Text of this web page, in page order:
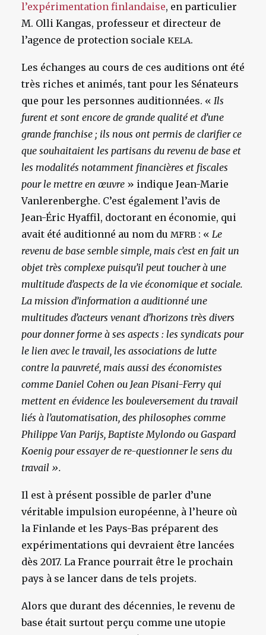
l’expérimentation finlandaise, en particulier
M. Olli Kangas, professeur et directeur de
l’agence de protection sociale KELA.
Les échanges au cours de ces auditions ont été
très riches et animés, tant pour les Sénateurs
que pour les personnes auditionnées. « Ils
furent et sont encore de grande qualité et d’une
grande franchise ; ils nous ont permis de clarifier ce
que souhaitaient les partisans du revenu de base et
les modalités notamment financières et fiscales
pour le mettre en œuvre » indique Jean-Marie
Vanlerenberghe. C’est également l’avis de
Jean-Éric Hyaffil, doctorant en économie, qui
avait été auditionné au nom du MFRB : « Le
revenu de base semble simple, mais c’est en fait un
objet très complexe puisqu’il peut toucher à une
multitude d’aspects de la vie économique et sociale.
La mission d’information a auditionné une
multitudes d’acteurs venant d’horizons très divers
pour donner forme à ses aspects : les syndicats pour
le lien avec le travail, les associations de lutte
contre la pauvreté, mais aussi des économistes
comme Daniel Cohen ou Jean Pisani-Ferry qui
mettent en évidence les bouleversement du travail
liés à l’automatisation, des philosophes comme
Philippe Van Parijs, Baptiste Mylondo ou Gaspard
Koenig pour essayer de re-questionner le sens du
travail ».
Il est à présent possible de parler d’une
véritable impulsion européenne, à l’heure où
la Finlande et les Pays-Bas préparent des
expérimentations qui devraient être lancées
dès 2017. La France pourrait être le prochain
pays à se lancer dans de tels projets.
Alors que durant des décennies, le revenu de
base était surtout perçu comme une utopie